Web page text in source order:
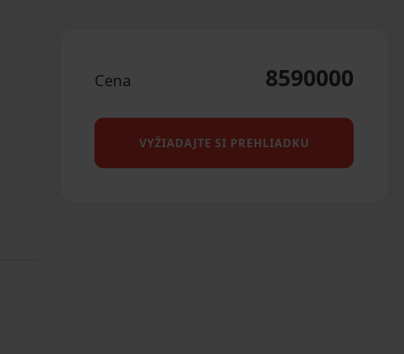
Cena 8590000
VYŽIADAJTE SI PREHLIADKU